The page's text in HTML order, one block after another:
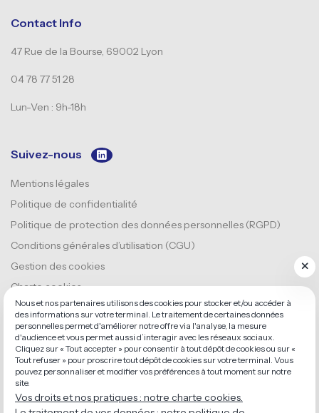
Contact Info
47 Rue de la Bourse, 69002 Lyon
04 78 77 51 28
Lun-Ven : 9h-18h
Suivez-nous
Mentions légales
Politique de confidentialité
Politique de protection des données personnelles (RGPD)
Conditions générales d’utilisation (CGU)
Gestion des cookies
Charte cookies
Plan du site
ATIP Conseil – Expertise comptable et sociale –
Membre de l’Ordre des Experts-Comptables
Nous et nos partenaires utilisons des cookies pour stocker et/ou accéder à
des informations sur votre terminal. Le traitement de certaines données
personnelles permet d'améliorer notre offre via l'analyse, la mesure
d'audience et vous permet aussi d’interagir avec les réseaux sociaux.
Cliquez sur « Tout accepter » pour consentir à tout dépôt de cookies ou sur «
Tout refuser » pour proscrire tout dépôt de cookies sur votre terminal. Vous
pouvez personnaliser et modifier vos préférences à tout moment sur notre
site.
Vos droits et nos pratiques : notre charte cookies.